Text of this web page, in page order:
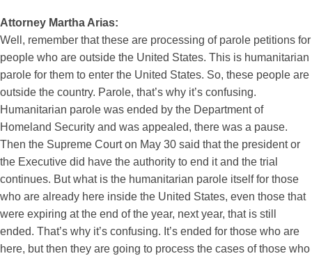
Attorney Martha Arias:
Well, remember that these are processing of parole petitions for
people who are outside the United States. This is humanitarian
parole for them to enter the United States. So, these people are
outside the country. Parole, that’s why it’s confusing.
Humanitarian parole was ended by the Department of
Homeland Security and was appealed, there was a pause.
Then the Supreme Court on May 30 said that the president or
the Executive did have the authority to end it and the trial
continues. But what is the humanitarian parole itself for those
who are already here inside the United States, even those that
were expiring at the end of the year, next year, that is still
ended. That’s why it’s confusing. It’s ended for those who are
here, but then they are going to process the cases of those who